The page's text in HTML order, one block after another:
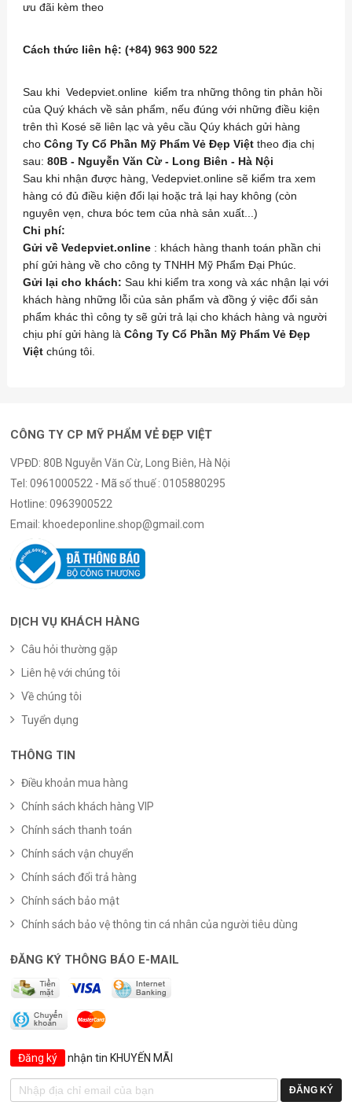
ưu đãi kèm theo
Cách thức liên hệ: (+84) 963 900 522
Sau khi Vedepviet.online kiểm tra những thông tin phản hồi
của Quý khách về sản phẩm, nếu đúng với những điều kiện
trên thì Kosé sẽ liên lạc và yêu cầu Qúy khách gửi hàng
cho Công Ty Cổ Phần Mỹ Phẩm Vẻ Đẹp Việt theo địa chị
sau: 80B - Nguyễn Văn Cừ - Long Biên - Hà Nội
Sau khi nhận được hàng, Vedepviet.online sẽ kiểm tra xem
hàng có đủ điều kiện đổi lại hoặc trả lại hay không (còn
nguyên vẹn, chưa bóc tem của nhà sản xuất...)
Chi phí:
Gửi về Vedepviet.online: khách hàng thanh toán phần chi
phí gửi hàng về cho công ty TNHH Mỹ Phẩm Đại Phúc.
Gửi lại cho khách: Sau khi kiểm tra xong và xác nhận lại với
khách hàng những lỗi của sản phẩm và đồng ý việc đổi sản
phẩm khác thì công ty sẽ gửi trả lại cho khách hàng và người
chịu phí gửi hàng là Công Ty Cổ Phần Mỹ Phẩm Vẻ Đẹp
Việtchúng tôi.
CÔNG TY CP MỸ PHẨM VẺ ĐẸP VIỆT
VPĐD: 80B Nguyễn Văn Cừ, Long Biên, Hà Nội
Tel:0961000522 - Mã số thuế : 0105880295
Hotline:0963900522
Email: khoedeponline.shop@gmail.com
DỊCH VỤ KHÁCH HÀNG
Câu hỏi thường gặp
Liên hệ với chúng tôi
Về chúng tôi
Tuyển dụng
THÔNG TIN
Điều khoản mua hàng
Chính sách khách hàng VIP
Chính sách thanh toán
Chính sách vận chuyển
Chính sách đổi trả hàng
Chính sách bảo mật
Chính sách bảo vệ thông tin cá nhân của người tiêu dùng
ĐĂNG KÝ THÔNG BÁO E-MAIL
Đăng ký nhận tin KHUYẾN MÃI